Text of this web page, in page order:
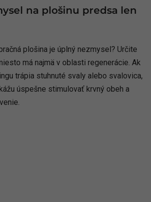
na plošinu predsa len
plošina je úplný nezmysel? Určite
má najmä v oblasti regenerácie. Ak
trápia stuhnuté svaly alebo svalovica,
úspešne stimulovať krvný obeh a